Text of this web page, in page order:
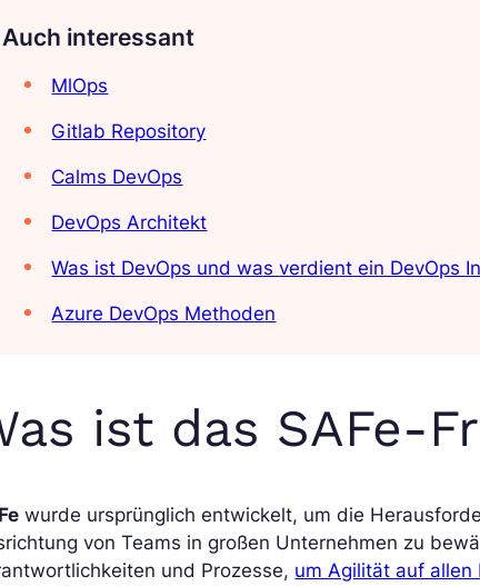
Auch interessant
MlOps
Gitlab Repository
Calms DevOps
DevOps Architekt
Was ist DevOps und was verdient ein DevOps
Azure DevOps Methoden
ist das SAFe-
wurde ursprünglich entwickelt, um die
von Teams in großen Unternehmen zu
und Prozesse, um Agilität auf allen